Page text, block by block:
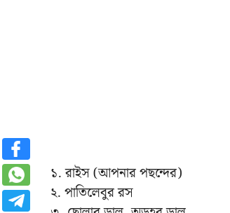
১. রাইস (আপনার পছন্দের)
২. পাতিলেবুর রস